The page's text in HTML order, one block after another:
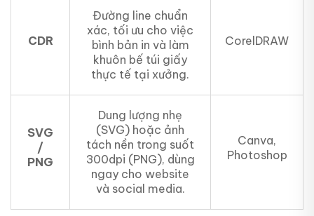
CDR
Đường line chuẩn
xác, tối ưu cho việc
bình bản in và làm
khuôn bế túi giấy
thực tế tại xưởng.
CorelDRAW
SVG
/
PNG
Dung lượng nhẹ
(SVG) hoặc ảnh
tách nền trong suốt
300dpi (PNG), dùng
ngay cho website
và social media.
Canva,
Photoshop